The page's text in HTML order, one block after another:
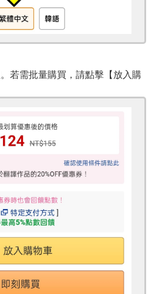
若需批量購買，請點擊【放入購